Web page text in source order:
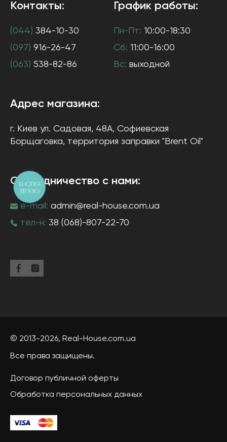
Контакты:
(044) 384-10-30
(097) 916-26-47
(063) 538-82-86
График работы:
Пн-Пт: 10:00-18:30
Сб: 11:00-16:00
Вс: выходной
Адрес магазина:
г. Киев ул. Садовая, 48А, Софиевская
Борщаговка, территория заправки "Brent Oil"
Сотрудничество с нами:
e-mail: admin@real-house.com.ua
тел-н: 38 (068)-807-22-70
© 2013-2026, Real-House.com.ua
Все права защищены.
Договор публичной оферты
Обработка персональных данных
КНОПКА
ЗВ'ЯЗКУ